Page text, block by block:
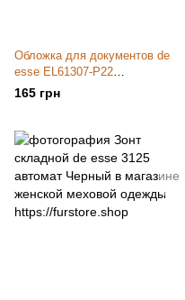
Обложка для документов de
esse EL61307-P22
Разноцветная
165 грн